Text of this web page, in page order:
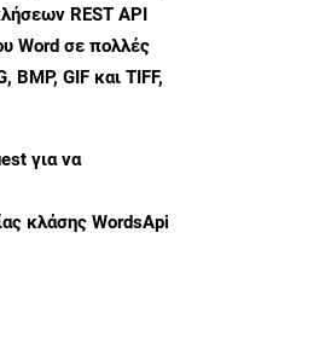
REST API
Word σε πολλές
GIF και TIFF,
για να
κλάσης WordsApi